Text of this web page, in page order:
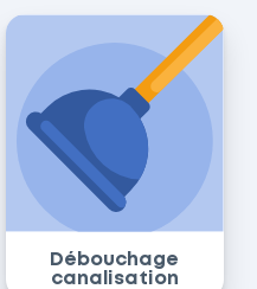
Débouchage
canalisation